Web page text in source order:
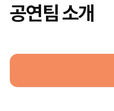
공연팀 소개